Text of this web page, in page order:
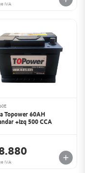
IVA
Topower 60AH
+Izq 500 CCA
IVA